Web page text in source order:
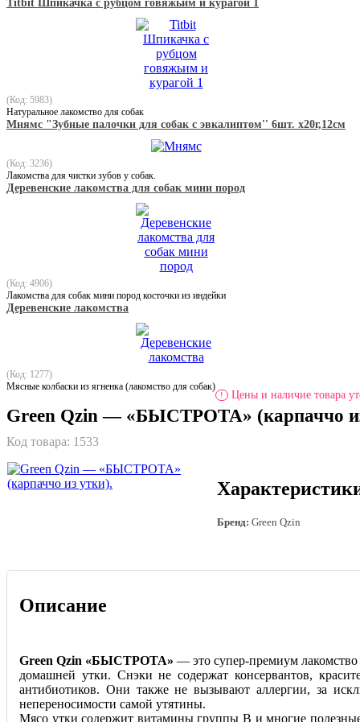
Titbit Шпикачка с рубцом говяжьим и курагой 1
(Код: 5983)
Натуральное лакомство для собак
Мнямс "Зубные палочки для собак с эвкалиптом'' 6шт. х20г,12см
(Код: 3236)
Лакомства для чистки зубов у собак.
Деревенские лакомства для собак мини пород
(Код: 4906)
Лакомства для собак мини пород косточки из индейки
Деревенские лакомства
(Код: 1277)
Мясные колбаски из ягненка (лакомство для собак)
! Цены и наличие товара
Green Qzin — «БЫСТРОТА» (карпаччо
Код товара: 1533
Бренд: Green Qzin
Описание
Green Qzin «БЫСТРОТА» — это супер-премиум лакомство
домашней утки. Снэки не содержат консервантов,
антибиотиков. Они также не вызывают аллергии, за
непереносимости самой утятины.
Мясо утки содержит витамины группы В и многие